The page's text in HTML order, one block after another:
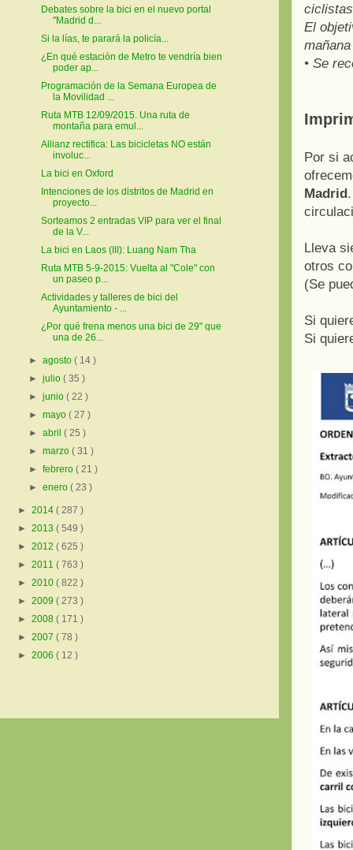
El
• Se
Por si
Madrid
Lleva
otros
(Se
Si
Si
Debates sobre la bici en el nuevo portal
"Madrid d...
Si la lías, te parará la policía...
¿En qué estación de Metro te vendría bien
poder ap...
Programación de la Semana Europea de
la Movilidad ...
Ruta MTB 12/09/2015. Una ruta de
montaña para emul...
Allianz rectifica: Las bicicletas NO están
involuc...
La bici en Oxford
Intenciones de los distritos de Madrid en
proyecto...
Sorteamos 2 entradas VIP para ver el final
de la V...
La bici en Laos (III): Luang Nam Tha
Ruta MTB 5-9-2015: Vuelta al "Cole" con
un paseo p...
Actividades y talleres de bici del
Ayuntamiento - ...
¿Por qué frena menos una bici de 29" que
una de 26...
►agosto( 14 )
►julio( 35 )
►junio( 22 )
►mayo( 27 )
►abril( 25 )
►marzo( 31 )
►febrero( 21 )
►enero( 23 )
► 2014 ( 287 )
► 2013 ( 549 )
► 2012 ( 625 )
► 2011 ( 763 )
► 2010 ( 822 )
► 2009 ( 273 )
► 2008 ( 171 )
► 2007 ( 78 )
► 2006 ( 12 )